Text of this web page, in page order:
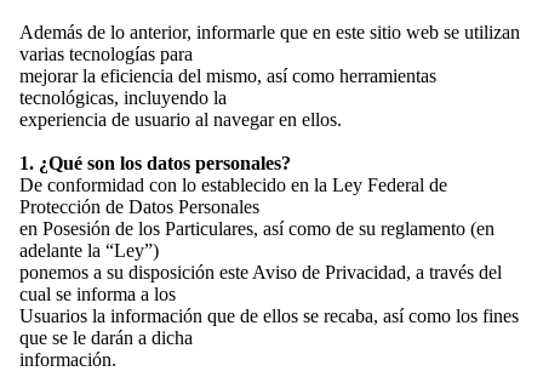
Además de lo anterior, informarle que en este sitio web se utilizan
varias tecnologías para
mejorar la eficiencia del mismo, así como herramientas
tecnológicas, incluyendo la
experiencia de usuario al navegar en ellos.
1. ¿Qué son los datos personales?
De conformidad con lo establecido en la Ley Federal de
Protección de Datos Personales
en Posesión de los Particulares, así como de su reglamento (en
adelante la “Ley”)
ponemos a su disposición este Aviso de Privacidad, a través del
cual se informa a los
Usuarios la información que de ellos se recaba, así como los fines
que se le darán a dicha
información.